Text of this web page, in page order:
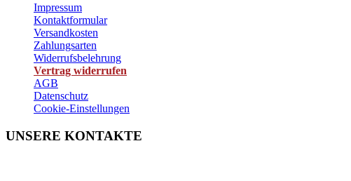
Impressum
Kontaktformular
Versandkosten
Zahlungsarten
Widerrufsbelehrung
Vertrag widerrufen
AGB
Datenschutz
Cookie-Einstellungen
UNSERE KONTAKTE